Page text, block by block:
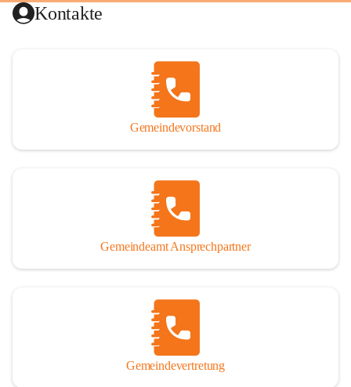
Kontakte
Gemeindevorstand
Gemeindeamt Ansprechpartner
Gemeindevertretung